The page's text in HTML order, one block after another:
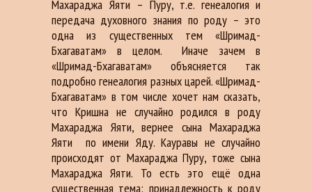
Махараджа Яяти – Пуру, т.е. генеалогия и
передача духовного знания по роду – это
одна из существенных тем «Шримад-
Бхагаватам» в целом.
Иначе зачем в
«Шримад-Бхагаватам» объясняется так
подробно генеалогия разных царей. «Шримад-
Бхагаватам» в том числе хочет нам сказать,
что Кришна не случайно родился в роду
Махараджа Яяти, вернее сына Махараджа
Яяти
по имени Яду. Кауравы не случайно
происходят от Махараджа Пуру, тоже сына
Махараджа Яяти. То есть это ещё одна
существенная тема: принадлежность к роду